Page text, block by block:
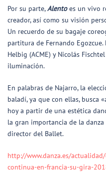
Por su parte,Alentoes un vivo
creador, así como su visión
Un recuerdo de su bagaje
partitura de Fernando
Helbig (ACME) y Nicolás
iluminación.
En palabras de Najarro, la
baladí, ya que con ellas, busca
hoy a partir de una estética
la gran importancia de la
director del Ballet.
http://www.danza.es/
continua-en-francia-su-gira-